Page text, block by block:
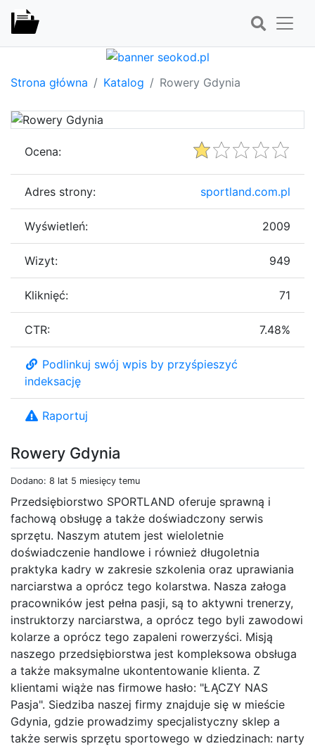
Strona główna Katalog Rowery Gdynia
Rowery Gdynia
Dodano: 8 lat 5 miesięcy temu
Przedsiębiorstwo SPORTLAND oferuje sprawną i
fachową obsługę a także doświadczony serwis
sprzętu. Naszym atutem jest wieloletnie
doświadczenie handlowe i również długoletnia
praktyka kadry w zakresie szkolenia oraz uprawiania
narciarstwa a oprócz tego kolarstwa. Nasza załoga
pracowników jest pełna pasji, są to aktywni trenerzy,
instruktorzy narciarstwa, a oprócz tego byli zawodowi
kolarze a oprócz tego zapaleni rowerzyści. Misją
naszego przedsiębiorstwa jest kompleksowa obsługa
a także maksymalne ukontentowanie klienta. Z
klientami wiąże nas firmowe hasło: "ŁĄCZY NAS
Pasja". Siedziba naszej firmy znajduje się w mieście
Gdynia, gdzie prowadzimy specjalistyczny sklep a
także serwis sprzętu sportowego w dziedzinach: narty
Ocena:
Adres strony: sportland.com.pl
Wyświetleń: 2009
Wizyt: 949
Kliknięć: 71
CTR: 7.48%
Podlinkuj swój wpis by przyśpieszyć
indeksację
Raportuj